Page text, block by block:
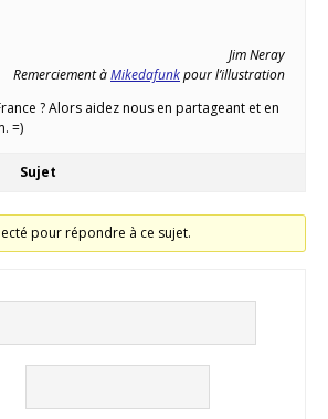
Jim Neray
Remerciement àMikedafunkpour l’illustration
? Alors aidez nous en partageant et en
=)
Sujet
pour répondre à ce sujet.